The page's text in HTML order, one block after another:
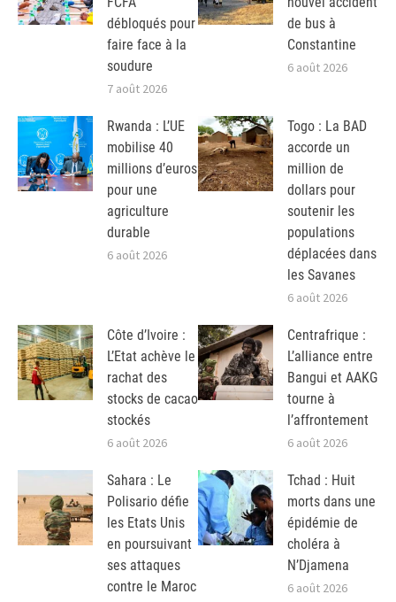
débloqués pour
faire face à la
soudure
7 août 2026
de bus à
Constantine
6 août 2026
Rwanda : L’UE
mobilise 40
millions d’euros
pour une
agriculture
durable
6 août 2026
Togo : La BAD
accorde un
million de
dollars pour
soutenir les
populations
déplacées dans
les Savanes
6 août 2026
Côte d’Ivoire :
L’Etat achève le
rachat des
stocks de cacao
stockés
6 août 2026
Centrafrique :
L’alliance entre
Bangui et AAKG
tourne à
l’affrontement
6 août 2026
Sahara : Le
Polisario défie
les Etats Unis
en poursuivant
ses attaques
contre le Maroc
Tchad : Huit
morts dans une
épidémie de
choléra à
N’Djamena
6 août 2026